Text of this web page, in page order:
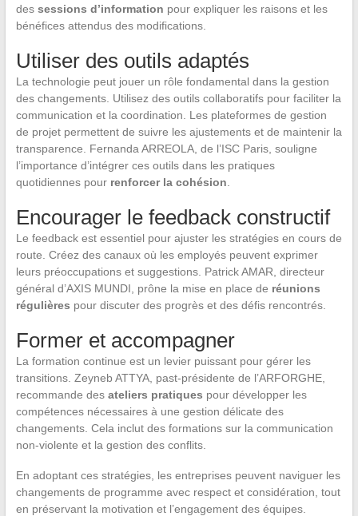
des sessions d’information pour expliquer les raisons et les
bénéfices attendus des modifications.
Utiliser des outils adaptés
La technologie peut jouer un rôle fondamental dans la gestion
des changements. Utilisez des outils collaboratifs pour faciliter la
communication et la coordination. Les plateformes de gestion
de projet permettent de suivre les ajustements et de maintenir la
transparence. Fernanda ARREOLA, de l’ISC Paris, souligne
l’importance d’intégrer ces outils dans les pratiques
quotidiennes pour renforcer la cohésion.
Encourager le feedback constructif
Le feedback est essentiel pour ajuster les stratégies en cours de
route. Créez des canaux où les employés peuvent exprimer
leurs préoccupations et suggestions. Patrick AMAR, directeur
général d’AXIS MUNDI, prône la mise en place de réunions
régulières pour discuter des progrès et des défis rencontrés.
Former et accompagner
La formation continue est un levier puissant pour gérer les
transitions. Zeyneb ATTYA, past-présidente de l’ARFORGHE,
recommande des ateliers pratiques pour développer les
compétences nécessaires à une gestion délicate des
changements. Cela inclut des formations sur la communication
non-violente et la gestion des conflits.
En adoptant ces stratégies, les entreprises peuvent naviguer les
changements de programme avec respect et considération, tout
en préservant la motivation et l’engagement des équipes.